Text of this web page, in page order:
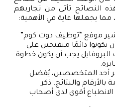
النصائح تأتي من تجاربهم
يجعلها غاية في الأهمية:
موقع “توظيف دوت كوم”
يكونوا دائمًا منفتحين على
البروفايل يجب أن يكون خطوة
أحد المتخصصين، يُفضل
والنتائج. ذكر
الانطباع أقوى لدى أصحاب